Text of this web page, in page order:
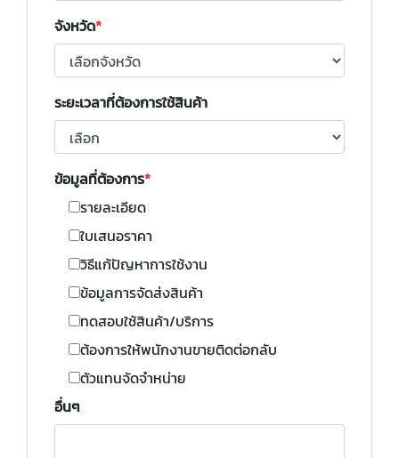
จังหวัด
ระยะเวลาที่ต้องการใช้สินค้า
ข้อมูลที่ต้องการ
รายละเอียด
ใบเสนอราคา
วิธีแก้ปัญหาการใช้งาน
ข้อมูลการจัดส่งสินค้า
ทดสอบใช้สินค้า/บริการ
ต้องการให้พนักงานขายติดต่อกลับ
ตัวแทนจัดจำหน่าย
อื่นๆ